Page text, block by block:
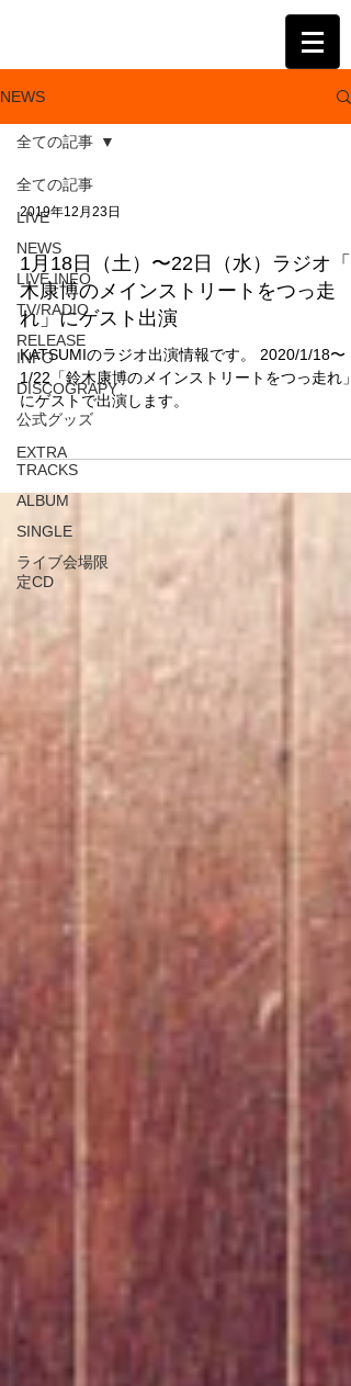
NEWS
全ての記事
LIVE
NEWS
LIVE INFO
TV/RADIO
RELEASE
INFO
DISCOGRAPY
公式グッズ
EXTRA
TRACKS
ALBUM
SINGLE
ライブ会場限
定CD
全ての記事
2019年12月23日
1月18日（土）〜22日（水）ラジオ「
木康博のメインストリートをつっ走
れ」にゲスト出演
KATSUMIのラジオ出演情報です。 2020/1/18〜
1/22「鈴木康博のメインストリートをつっ走れ」
にゲストで出演します。